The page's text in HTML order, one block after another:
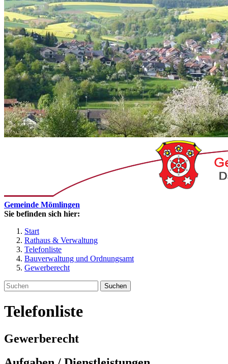
Gemeinde Mömlingen
Sie befinden sich hier:
Start
Rathaus & Verwaltung
Telefonliste
Bauverwaltung und Ordnungsamt
Gewerberecht
Suchen
Telefonliste
Gewerberecht